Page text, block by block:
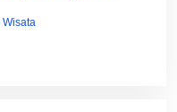
Wisata